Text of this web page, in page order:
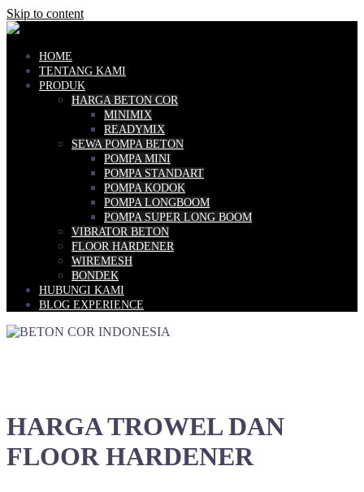
Skip to content
HOME
TENTANG KAMI
PRODUK
HARGA BETON COR
MINIMIX
READYMIX
SEWA POMPA BETON
POMPA MINI
POMPA STANDART
POMPA KODOK
POMPA LONGBOOM
POMPA SUPER LONG BOOM
VIBRATOR BETON
FLOOR HARDENER
WIREMESH
BONDEK
HUBUNGI KAMI
BLOG EXPERIENCE
HARGA TROWEL DAN
FLOOR HARDENER